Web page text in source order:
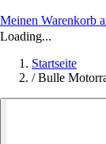
Meinen Warenkorb
Loading...
Startseite
/ Bulle